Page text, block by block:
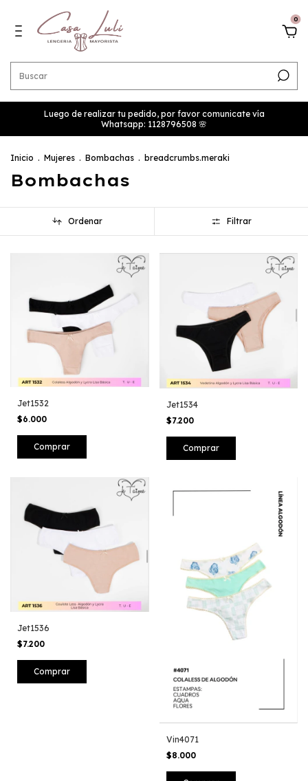
0
Luego de realizar tu pedido, por favor comunicate vía
Whatsapp: 1128796508 🌸
Inicio . Mujeres . Bombachas . breadcrumbs.meraki
Bombachas
Ordenar Filtrar
Jet1532
$6.000
Comprar
Jet1534
$7.200
Comprar
Jet1536
$7.200
Comprar
Vin4071
$8.000